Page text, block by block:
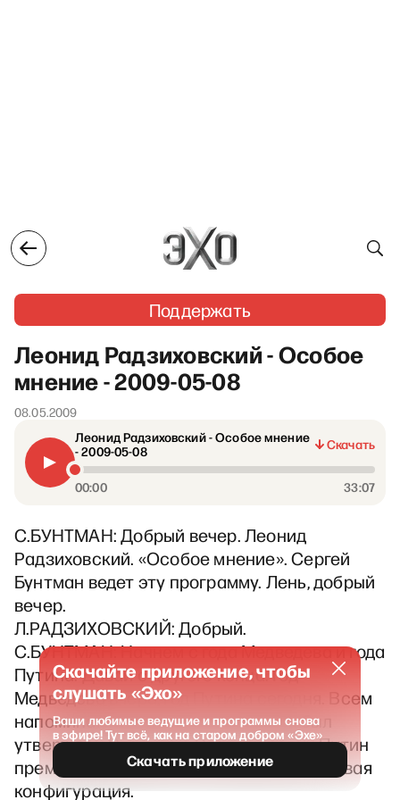
Поддержать
Леонид Радзиховский - Особое
мнение - 2009-05-08
08.05.2009
Леонид Радзиховский - Особое мнение
- 2009-05-08
Скачать
00:00 33:07
С.БУНТМАН: Добрый вечер. Леонид
Радзиховский. «Особое мнение». Сергей
Бунтман ведет эту программу. Лень, добрый
вечер.
Л.РАДЗИХОВСКИЙ: Добрый.
С.БУНТМАН: Начнем с года Медведева и года
Путина. Давай с другого конца. Год
Медведева вчера, год Путина сегодня. Всем
напоминаю, кто забыл – 8-го числа был
утвержден Владимир Владимирович Путин
премьер-министром, и образовалась новая
конфигурация.
Скачайте приложение, чтобы
слушать «Эхо»
Ваши любимые ведущие и программы снова
в эфире! Тут всё, как на старом добром «Эхе»
Скачать приложение